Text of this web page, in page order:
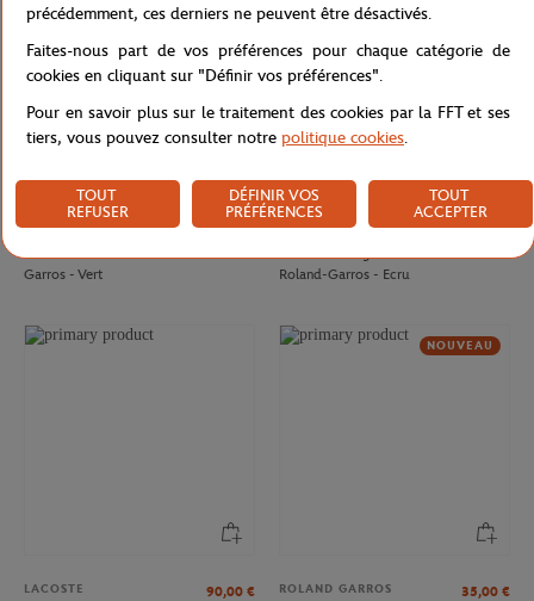
ROLAND GARROS 75,00 €
Garros - Vert
ROLAND GARROS 37,00
Roland-Garros - Ecru
LACOSTE 90,00 €
NOUVEAU
ROLAND GARROS 35,00 €
précédemment, ces derniers ne peuvent être désactivés.
Faites-nous part de vos préférences pour chaque catégorie de
cookies en cliquant sur "Définir vos préférences".
Pour en savoir plus sur le traitement des cookies par la FFT et ses
tiers, vous pouvez consulter notre politique cookies.
TOUT
REFUSER
DÉFINIR VOS
PRÉFÉRENCES
TOUT
ACCEPTER